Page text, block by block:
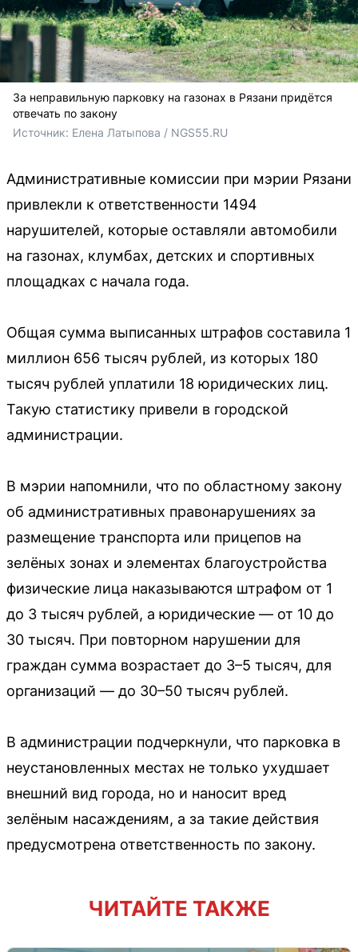
За неправильную парковку на газонах в Рязани придётся
отвечать по закону
Источник: Елена Латыпова / NGS55.RU
Административные комиссии при мэрии Рязани
привлекли к ответственности 1494
нарушителей, которые оставляли автомобили
на газонах, клумбах, детских и спортивных
площадках с начала года.
Общая сумма выписанных штрафов составила 1
миллион 656 тысяч рублей, из которых 180
тысяч рублей уплатили 18 юридических лиц.
Такую статистику привели в городской
администрации.
В мэрии напомнили, что по областному закону
об административных правонарушениях за
размещение транспорта или прицепов на
зелёных зонах и элементах благоустройства
физические лица наказываются штрафом от 1
до 3 тысяч рублей, а юридические — от 10 до
30 тысяч. При повторном нарушении для
граждан сумма возрастает до 3–5 тысяч, для
организаций — до 30–50 тысяч рублей.
В администрации подчеркнули, что парковка в
неустановленных местах не только ухудшает
внешний вид города, но и наносит вред
зелёным насаждениям, а за такие действия
предусмотрена ответственность по закону.
ЧИТАЙТЕ ТАКЖЕ